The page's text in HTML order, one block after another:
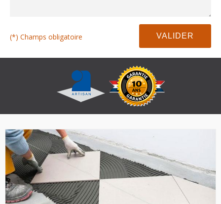
(*) Champs obligatoire